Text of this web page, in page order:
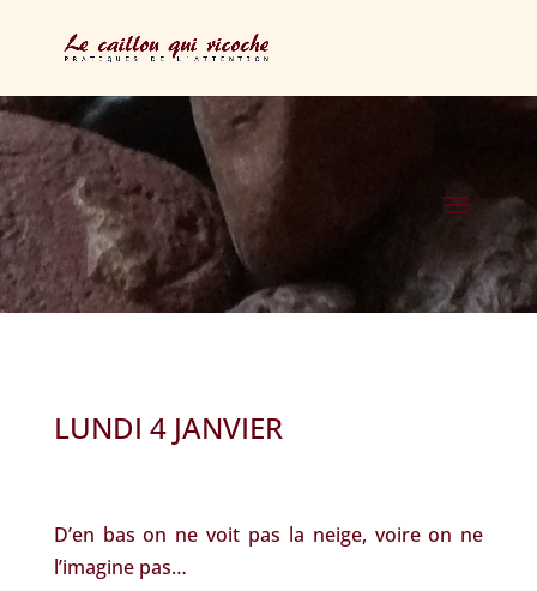
LUNDI 4 JANVIER
D’en bas on ne voit pas la neige, voire on ne
l’imagine pas…